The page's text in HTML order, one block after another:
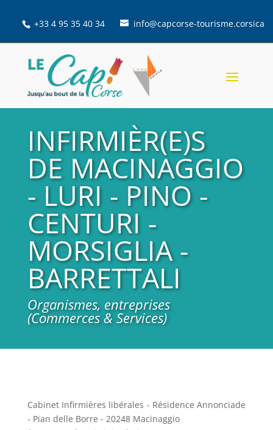
+33 4 95 35 40 34 info@capcorse-tourisme.corsica
INFIRMIÈR(E)S
DE MACINAGGIO
- LURI - PINO -
CENTURI -
MORSIGLIA -
BARRETTALI
Organismes, entreprises
(Commerces & Services)
Cabinet Infirmières libérales - Résidence Annonciade
- Pian delle Borre - 20248 Macinaggio